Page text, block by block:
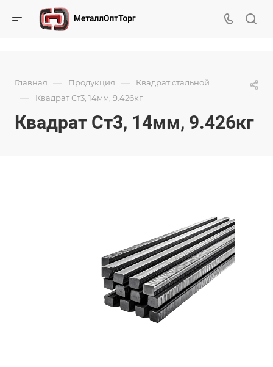
Главная — Продукция — Квадрат стальной
— Квадрат Ст3, 14мм, 9.426кг
Квадрат Ст3, 14мм, 9.426кг